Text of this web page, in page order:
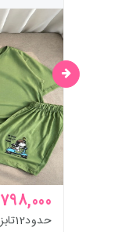
798,000 تومان
حدود12تابزرگسال